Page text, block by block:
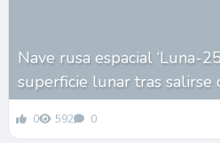
Nave rusa espacial ‘Luna-
superficie lunar tras salirse
0 592 0